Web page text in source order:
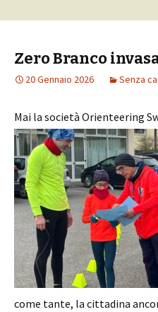
Zero Branco
20 Gennaio 2026 Senza
Mai la società Orienteering
come tante, la cittadina